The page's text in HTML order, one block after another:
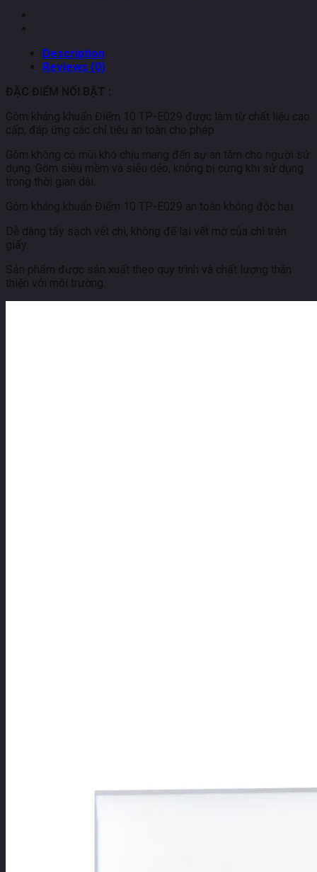
E029
quantity
Description
Reviews (0)
ĐẶC ĐIỂM NỔI BẬT :
Gôm kháng khuẩn Điểm 10 TP-E029 được làm từ chất liệu cao
cấp, đáp ứng các chỉ tiêu an toàn cho phép.
Gôm không có mùi khó chịu mang đến sự an tâm cho người sử
dụng. Gôm siêu mềm và siêu dẻo, không bị cứng khi sử dụng
trong thời gian dài.
Gôm kháng khuẩn Điểm 10 TP-E029 an toàn không độc hại.
Dễ dàng tẩy sạch vết chì, không để lại vết mờ của chì trên
giấy.
Sản phẩm được sản xuất theo quy trình và chất lượng thân
thiện với môi trường.